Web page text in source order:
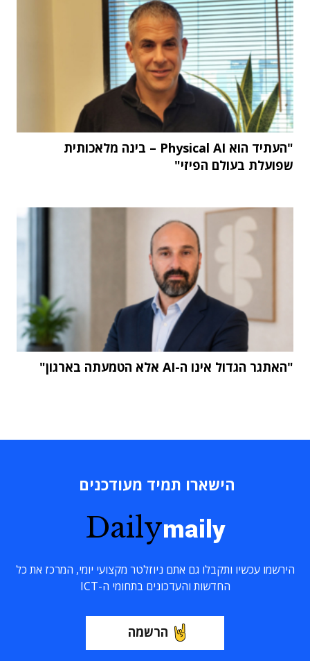
"העתיד הוא Physical AI – בינה מלאכותית
שפועלת בעולם הפיזי"
"האתגר הגדול אינו ה-AI אלא הטמעתה בארגון"
הישארו תמיד מעודכנים
Dailymaily
הירשמו עכשיו ותקבלו גם אתם ניוזלטר מקצועי יומי, המרכז את כל
החדשות והעדכונים בתחומי ה-ICT
הרשמה